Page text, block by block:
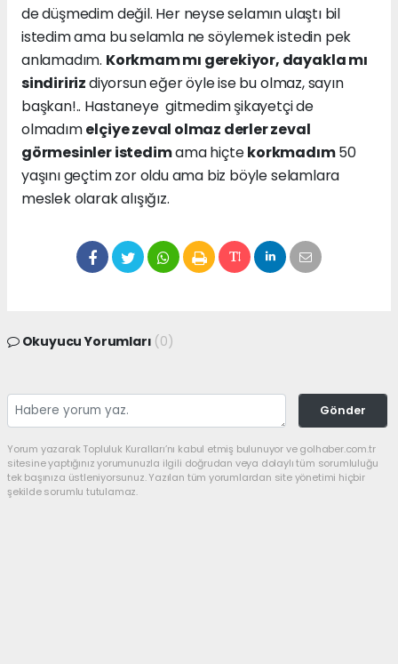
de düşmedim değil. Her neyse selamın ulaştı bil
istedim ama bu selamla ne söylemek istedin pek
anlamadım. Korkmam mı gerekiyor, dayakla mı
sindiririzdiyorsun eğer öyle ise bu olmaz, sayın
başkan!.. Hastaneye gitmedim şikayetçi de
olmadımelçiye zeval olmaz derler zeval
görmesinler istedimama hiçtekorkmadım50
yaşını geçtim zor oldu ama biz böyle selamlara
meslek olarak alışığız.
Okuyucu Yorumları (0)
Gönder
Yorum yazarak Topluluk Kuralları’nı kabul etmiş bulunuyor ve golhaber.com.tr
sitesine yaptığınız yorumunuzla ilgili doğrudan veya dolaylı tüm sorumluluğu
tek başınıza üstleniyorsunuz. Yazılan tüm yorumlardan site yönetimi hiçbir
şekilde sorumlu tutulamaz.